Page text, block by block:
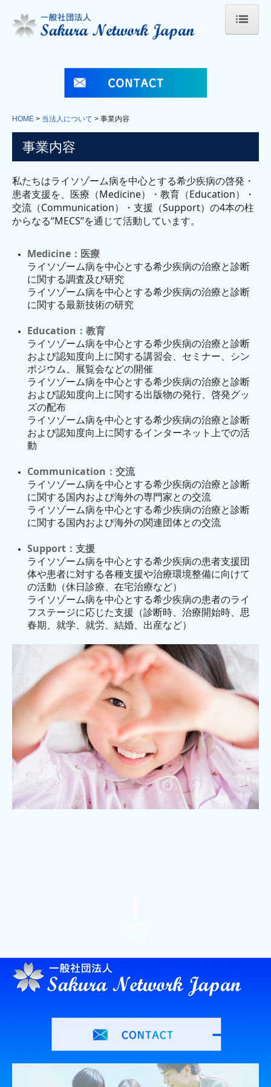
当法人について
事業内容
私たちの活動
Sakuraの会
シルバーウィング
さくら・めーる
メディア掲載
その他
イベントの様子
第19回Sakuraの会
第17回Sakuraの会
第16回Sakuraの会
第15回Sakuraの会
第14回Sakuraの会
第13回Sakuraの会
愛知県医師会交響楽団
ライソゾーム病セミナー
ファブリー病
ポンぺ病
ムコ多糖病 I 型
Sakura Square
医学の散歩道
HOME 当法人について 事業内容
事業内容
私たちはライソゾーム病を中心とする希少疾病の啓発・
患者支援を、医療（Medicine）・教育（Education）・
交流（Communication）・支援（Support）の4本の柱
からなる“MECS”を通じて活動しています。
Medicine：医療
ライソゾーム病を中心とする希少疾病の治療と診断
に関する調査及び研究
ライソゾーム病を中心とする希少疾病の治療と診断
に関する最新技術の研究
Education：教育
ライソゾーム病を中心とする希少疾病の治療と診断
および認知度向上に関する講習会、セミナー、シン
ポジウム、展覧会などの開催
ライソゾーム病を中心とする希少疾病の治療と診断
および認知度向上に関する出版物の発行、啓発グッ
ズの配布
ライソゾーム病を中心とする希少疾病の治療と診断
および認知度向上に関するインターネット上での活
動
Communication：交流
ライソゾーム病を中心とする希少疾病の治療と診断
に関する国内および海外の専門家との交流
ライソゾーム病を中心とする希少疾病の治療と診断
に関する国内および海外の関連団体との交流
Support：支援
ライソゾーム病を中心とする希少疾病の患者支援団
体や患者に対する各種支援や治療環境整備に向けて
の活動（休日診療、在宅治療など）
ライソゾーム病を中心とする希少疾病の患者のライ
フステージに応じた支援（診断時、治療開始時、思
春期、就学、就労、結婚、出産など）